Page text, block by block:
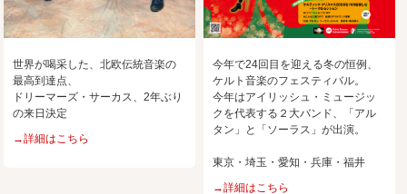
世界が喝采した、北欧伝統音楽の
最高到達点、
ドリーマーズ・サーカス、2年ぶり
の来日決定
→詳細はこちら
今年で24回目を迎える冬の恒例、
ケルト音楽のフェスティバル。
今年はアイリッシュ・ミュージッ
クを代表する２大バンド、「アル
タン」と「ソーラス」が出演。
東京・埼玉・愛知・兵庫・福井
→詳細はこちら